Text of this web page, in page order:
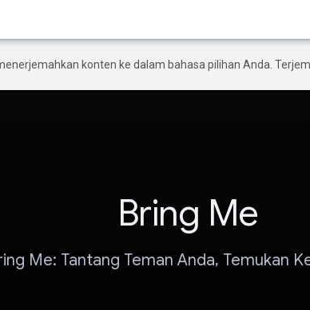
konten ke dalam bahasa pilihan Anda.
Bring Me
Me: Tantang Teman Anda, Temukan